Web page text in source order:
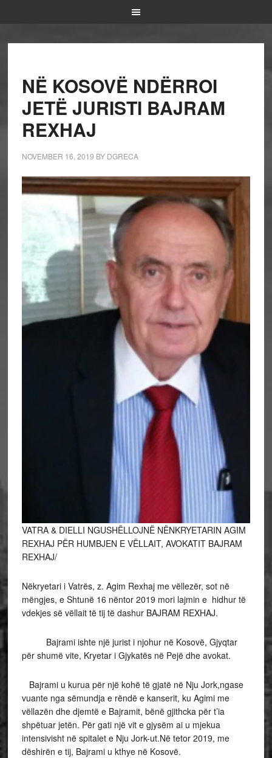
NË KOSOVË NDËRROI
JETË JURISTI BAJRAM
REXHAJ
NOVEMBER 16, 2019 BY DGRECA
VATRA & DIELLI NGUSHËLLOJNË NËNKRYETARIN AGIM
REXHAJ PËR HUMBJEN E VËLLAIT, AVOKATIT BAJRAM
REXHAJ/
Nëkryetari i Vatrës, z. Agim Rexhaj me vëllezër, sot në
mëngjes, e Shtunë 16 nëntor 2019 mori lajmin e hidhur të
vdekjes së vëllait të tij të dashur BAJRAM REXHAJ.
Bajrami ishte një jurist i njohur në Kosovë, Gjyqtar
për shumë vite, Kryetar i Gjykatës në Pejë dhe avokat.
Bajrami u kurua për një kohë të gjatë në Nju Jork,ngase
vuante nga sëmundja e rëndë e kanserit, ku Agimi me
vëllazën dhe djemtë e Bajramit, bënë gjithcka për t’ia
shpëtuar jetën. Për gati një vit e gjysëm ai u mjekua
intensivisht në spitalet e Nju Jork-ut.Në tetor 2019, me
dëshirën e tij, Bajrami u kthye në Kosovë.